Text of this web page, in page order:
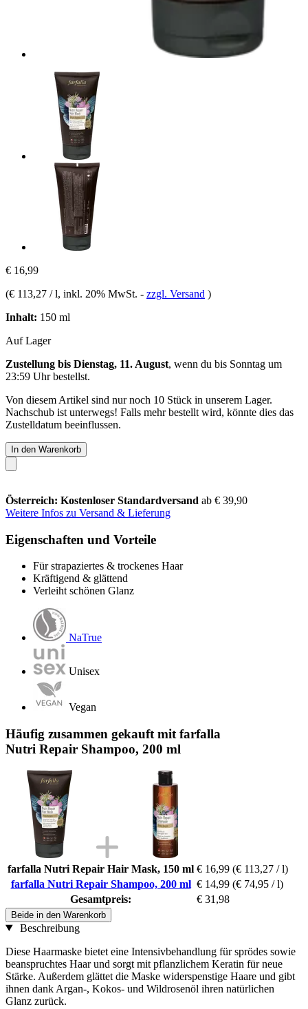
€ 16,99
(€ 113,27 / l, inkl. 20% MwSt. - zzgl. Versand )
Inhalt: 150 ml
Auf Lager
Zustellung bis Dienstag, 11. August, wenn du bis Sonntag um
23:59 Uhrbestellst.
Von diesem Artikel sind nur noch 10 Stück in unserem Lager.
Nachschub ist unterwegs! Falls mehr bestellt wird, könnte dies das
Zustelldatum beeinflussen.
In den Warenkorb
Österreich: Kostenloser Standardversand ab € 39,90
Weitere Infos zu Versand & Lieferung
Eigenschaften und Vorteile
Für strapaziertes & trockenes Haar
Kräftigend & glättend
Verleiht schönen Glanz
NaTrue
Unisex
Vegan
Häufig zusammen gekauft mit farfalla
Nutri Repair Shampoo, 200 ml
farfalla Nutri Repair Hair Mask, 150 ml € 16,99 (€ 113,27 / l)
farfalla Nutri Repair Shampoo, 200 ml € 14,99 (€ 74,95 / l)
Gesamtpreis:
€ 31,98
Beide in den Warenkorb
Beschreibung
Diese Haarmaske bietet eine Intensivbehandlung für sprödes sowie
beanspruchtes Haar und sorgt mit pflanzlichem Keratin für neue
Stärke. Außerdem glättet die Maske widerspenstige Haare und gibt
ihnen dank Argan-, Kokos- und Wildrosenöl ihren natürlichen
Glanz zurück.